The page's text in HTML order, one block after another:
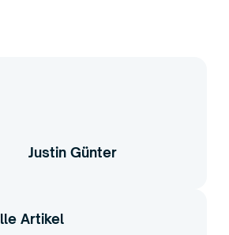
Justin Günter
Artikel